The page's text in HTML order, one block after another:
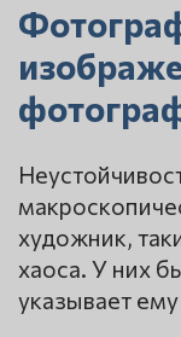
художник,
хаоса. У них
указывает